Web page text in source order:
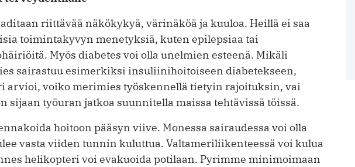
riittävää näkö­kykyä, värinäköä ja kuuloa. Heillä ei saa
toimintakyvyn menetyksiä, kuten epilepsiaa tai
Myös diabetes voi olla unelmien esteenä. Mikäli
sairastuu esimerkiksi insuliinihoitoiseen diabetekseen,
arvioi, voiko merimies työskennellä tietyin rajoituksin, vai
­sijaan työuran jatkoa suunnitella maissa tehtävissä töissä.
hoitoon pääsyn viive. Monessa sairaudessa voi olla
vasta viiden tunnin kuluttua. Valtameriliikenteessä voi kulua
helikopteri voi evakuoida potilaan. Pyrimme minimoimaan